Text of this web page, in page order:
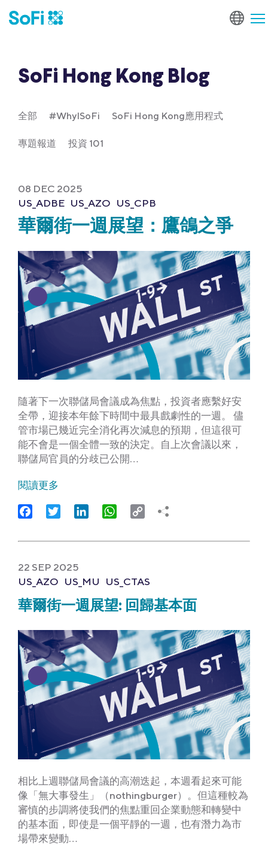
SoFi Hong Kong Blog
全部 #WhyISoFi SoFi Hong Kong應用程式
專題報道 投資 101
08 DEC 2025
US_ADBE US_AZO US_CPB
華爾街一週展望：鷹鴿之爭
隨著下一次聯儲局會議成為焦點，投資者應繫好安
全帶，迎接本年餘下時間中最具戲劇性的一週。 儘
管市場已幾近完全消化再次減息的預期，但這很可
能不會是一個全體一致的決定。自上次會議以來，
聯儲局官員的分歧已公開…
閱讀更多
FacebookTwitter LinkedIn WhatsApp
Copy
22 SEP 2025
US_AZO US_MU US_CTAS
華爾街一週展望: 回歸基本面
相比上週聯儲局會議的高潮迭起，本週看起來可能
像「無大事發生」（nothingburger）。但這種較為
審慎的步調將使我們的焦點重回企業動態和轉變中
的基本面，即使是一個平靜的一週，也有潛力為市
場帶來變動…